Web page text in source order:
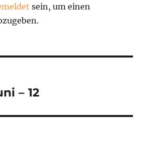
sein, um einen
– 12